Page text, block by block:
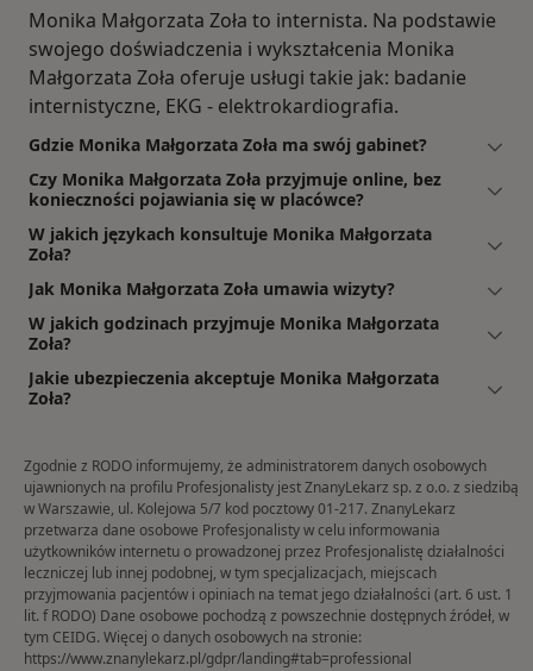
Monika Małgorzata Zoła to internista. Na podstawie
swojego doświadczenia i wykształcenia Monika
Małgorzata Zoła oferuje usługi takie jak: badanie
internistyczne, EKG - elektrokardiografia.
Gdzie Monika Małgorzata Zoła ma swój gabinet?
Czy Monika Małgorzata Zoła przyjmuje online, bez
konieczności pojawiania się w placówce?
W jakich językach konsultuje Monika Małgorzata
Zoła?
Jak Monika Małgorzata Zoła umawia wizyty?
W jakich godzinach przyjmuje Monika Małgorzata
Zoła?
Jakie ubezpieczenia akceptuje Monika Małgorzata
Zoła?
Zgodnie z RODO informujemy, że administratorem danych osobowych
ujawnionych na profilu Profesjonalisty jest ZnanyLekarz sp. z o.o. z siedzibą
w Warszawie, ul. Kolejowa 5/7 kod pocztowy 01-217. ZnanyLekarz
przetwarza dane osobowe Profesjonalisty w celu informowania
użytkowników internetu o prowadzonej przez Profesjonalistę działalności
leczniczej lub innej podobnej, w tym specjalizacjach, miejscach
przyjmowania pacjentów i opiniach na temat jego działalności (art. 6 ust. 1
lit. f RODO) Dane osobowe pochodzą z powszechnie dostępnych źródeł, w
tym CEIDG. Więcej o danych osobowych na stronie:
https://www.znanylekarz.pl/gdpr/landing#tab=professional